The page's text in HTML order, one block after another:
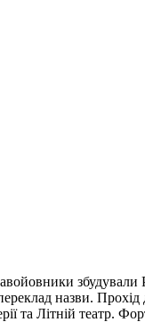
назви.
та Літній театр.